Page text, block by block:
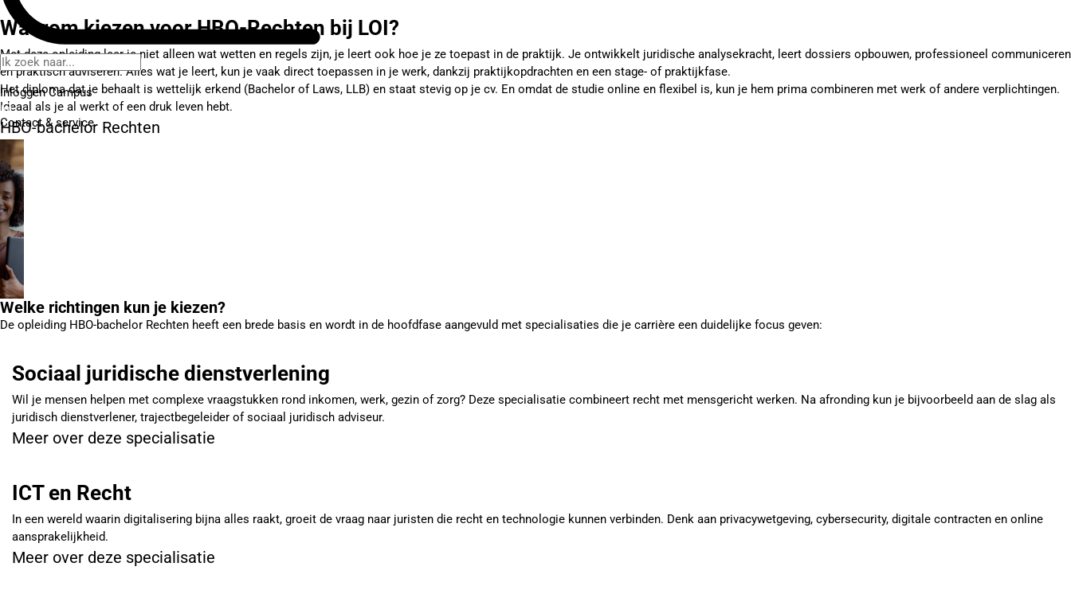
Inloggen Campus
Contact& service
Waarom kiezen voor HBO-Rechten bij LOI?
Met deze opleiding leer je niet alleen wat wetten en regels zijn, je leert ook hoe je ze toepast in de praktijk. Je ontwikkelt juridische analysekracht, leert dossiers opbouwen, professioneel communiceren
en praktisch adviseren. Alles wat je leert, kun je vaak direct toepassen in je werk, dankzij praktijkopdrachten en een stage- of praktijkfase.
Het diploma dat je behaalt is wettelijk erkend (Bachelor of Laws, LLB) en staat stevig op je cv. En omdat de studie online en flexibel is, kun je hem prima combineren met werk of andere verplichtingen.
Ideaal als je al werkt of een druk leven hebt.
HBO-bachelor Rechten
Welke richtingen kun je kiezen?
De opleiding HBO-bachelor Rechten heeft een brede basis en wordt in de hoofdfase aangevuld met specialisaties die je carrière een duidelijke focus geven:
Sociaal juridische dienstverlening
Wil je mensen helpen met complexe vraagstukken rond inkomen, werk, gezin of zorg? Deze specialisatie combineert recht met mensgericht werken. Na afronding kun je bijvoorbeeld aan de slag als
juridisch dienstverlener, trajectbegeleider of sociaal juridisch adviseur.
Meer over deze specialisatie
ICT en Recht
In een wereld waarin digitalisering bijna alles raakt, groeit de vraag naar juristen die recht en technologie kunnen verbinden. Denk aan privacywetgeving, cybersecurity, digitale contracten en online
aansprakelijkheid.
Meer over deze specialisatie